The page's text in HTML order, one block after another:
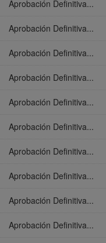
Aprobación Definitiva...
Aprobación Definitiva...
Aprobación Definitiva...
Aprobación Definitiva...
Aprobación Definitiva...
Aprobación Definitiva...
Aprobación Definitiva...
Aprobación Definitiva...
Aprobación Definitiva...
Aprobación Definitiva...